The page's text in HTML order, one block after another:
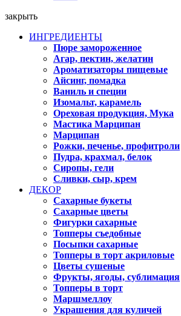
закрыть
ИНГРЕДИЕНТЫ
Пюре замороженное
Агар, пектин, желатин
Ароматизаторы пищевые
Айсинг, помадка
Ваниль и специи
Изомальт, карамель
Ореховая продукция, Мука
Мастика Марципан
Марципан
Рожки, печенье, профитроли
Пудра, крахмал, белок
Сиропы, гели
Сливки, сыр, крем
ДЕКОР
Сахарные букеты
Сахарные цветы
Фигурки сахарные
Топперы съедобные
Посыпки сахарные
Топперы в торт акриловые
Цветы сушеные
Фрукты, ягоды, сублимация
Топперы в торт
Маршмеллоу
Украшения для куличей